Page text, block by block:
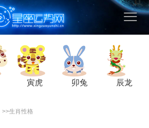
寅虎 卯兔 辰龙
>>生肖性格